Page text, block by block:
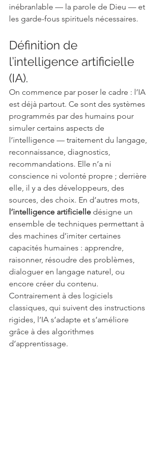
inébranlable — la parole de Dieu — et
les garde-fous spirituels nécessaires.
Définition de
l’intelligence artificielle
(IA).
On commence par poser le cadre : l’IA
est déjà partout. Ce sont des systèmes
programmés par des humains pour
simuler certains aspects de
l’intelligence — traitement du langage,
reconnaissance, diagnostics,
recommandations. Elle n’a ni
conscience ni volonté propre ; derrière
elle, il y a des développeurs, des
sources, des choix. En d’autres mots,
l’intelligence artificielle désigne un
ensemble de techniques permettant à
des machines d’imiter certaines
capacités humaines : apprendre,
raisonner, résoudre des problèmes,
dialoguer en langage naturel, ou
encore créer du contenu.
Contrairement à des logiciels
classiques, qui suivent des instructions
rigides, l’IA s’adapte et s’améliore
grâce à des algorithmes
d’apprentissage.